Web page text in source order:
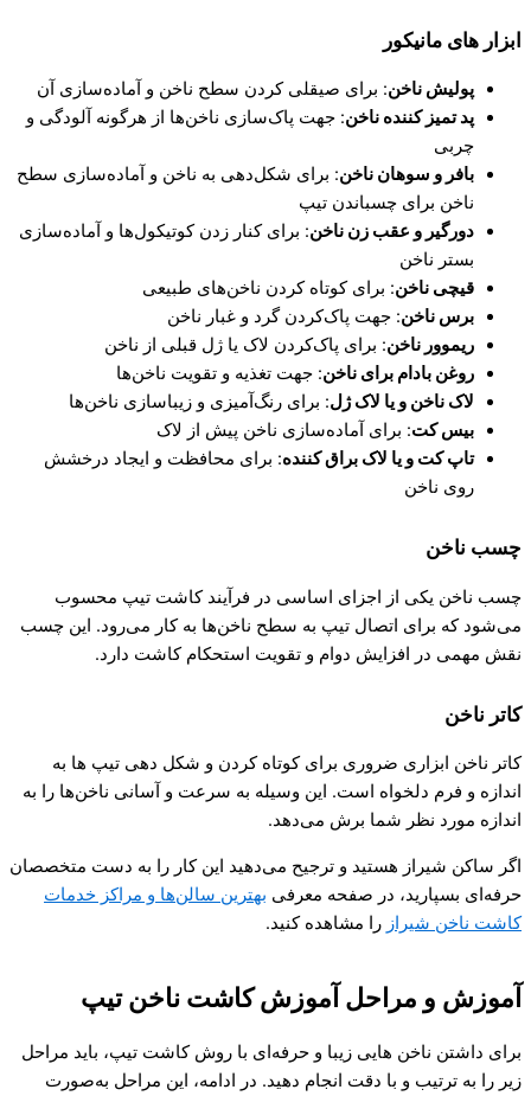
ابزار های مانیکور
پولیش ناخن: برای صیقلی کردن سطح ناخن و آماده‌سازی آن
پد تمیز کننده ناخن: جهت پاک‌سازی ناخن‌ها از هرگونه آلودگی و
چربی
بافر و سوهان ناخن: برای شکل‌دهی به ناخن و آماده‌سازی سطح
ناخن برای چسباندن تیپ
دورگیر و عقب زن ناخن: برای کنار زدن کوتیکول‌ها و آماده‌سازی
بستر ناخن
قیچی ناخن: برای کوتاه کردن ناخن‌های طبیعی
برس ناخن: جهت پاک‌کردن گرد و غبار ناخن
ریموور ناخن: برای پاک‌کردن لاک یا ژل قبلی از ناخن
روغن بادام برای ناخن: جهت تغذیه و تقویت ناخن‌ها
لاک ناخن و یا لاک ژل: برای رنگ‌آمیزی و زیباسازی ناخن‌ها
بیس کت: برای آماده‌سازی ناخن پیش از لاک
تاپ کت و یا لاک براق کننده: برای محافظت و ایجاد درخشش
روی ناخن
چسب ناخن
چسب ناخن یکی از اجزای اساسی در فرآیند کاشت تیپ محسوب
می‌شود که برای اتصال تیپ به سطح ناخن‌ها به کار می‌رود. این چسب
نقش مهمی در افزایش دوام و تقویت استحکام کاشت دارد.
کاتر ناخن
کاتر ناخن ابزاری ضروری برای کوتاه کردن و شکل دهی تیپ ها به
اندازه و فرم دلخواه است. این وسیله به سرعت و آسانی ناخن‌ها را به
اندازه مورد نظر شما برش می‌دهد.
اگر ساکن شیراز هستید و ترجیح می‌دهید این کار را به دست متخصصان
حرفه‌ای بسپارید، در صفحه معرفی بهترین سالن‌ها و مراکز خدمات
کاشت ناخن شیرازرا مشاهده کنید.
آموزش و مراحل آموزش کاشت ناخن تیپ
برای داشتن ناخن هایی زیبا و حرفه‌ای با روش کاشت تیپ، باید مراحل
زیر را به ترتیب و با دقت انجام دهید. در ادامه، این مراحل به‌صورت